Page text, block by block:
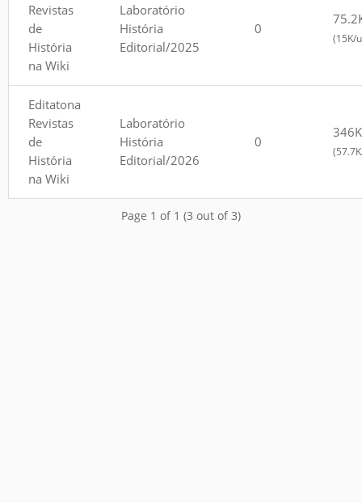
Revistas
de
História
na Wiki
Laboratório
História
Editorial/2025
0
(15K/
Editatona
Revistas
de
História
na Wiki
Laboratório
História
Editorial/2026
0
346K
Page 1 of 1 (3 out of 3)